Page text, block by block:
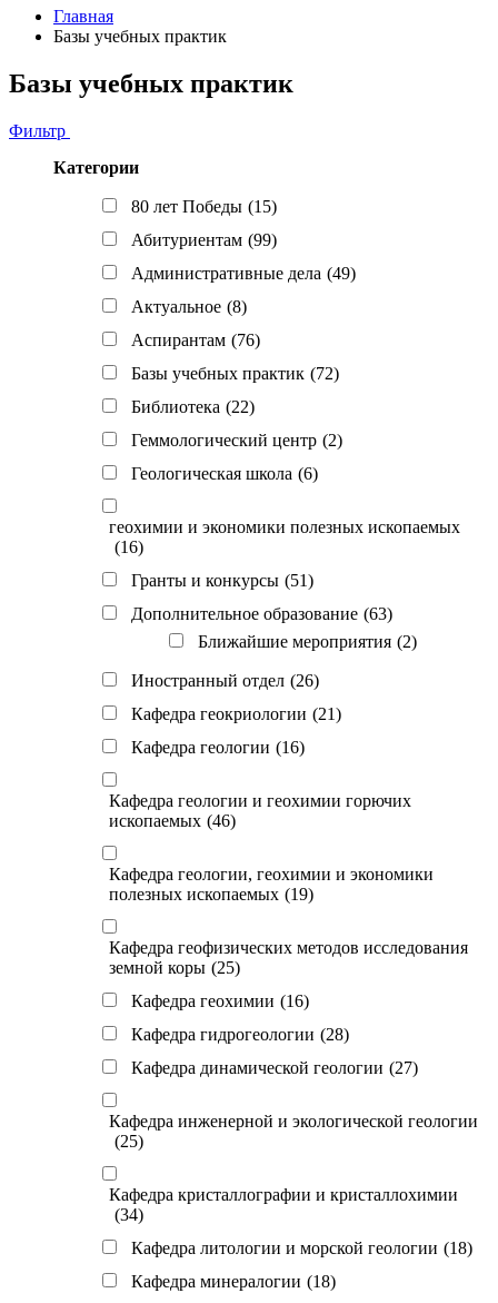
Главная
Базы учебных практик
Базы учебных практик
Фильтр
Категории
80 лет Победы (15)
Абитуриентам (99)
Административные дела (49)
Актуальное (8)
Аспирантам (76)
Базы учебных практик (72)
Библиотека (22)
Геммологический центр (2)
Геологическая школа (6)
геохимии и экономики полезных ископаемых
(16)
Гранты и конкурсы (51)
Дополнительное образование (63)
Ближайшие мероприятия (2)
Иностранный отдел (26)
Кафедра геокриологии (21)
Кафедра геологии (16)
Кафедра геологии и геохимии горючих
ископаемых (46)
Кафедра геологии, геохимии и экономики
полезных ископаемых (19)
Кафедра геофизических методов исследования
земной коры (25)
Кафедра геохимии (16)
Кафедра гидрогеологии (28)
Кафедра динамической геологии (27)
Кафедра инженерной и экологической геологии
(25)
Кафедра кристаллографии и кристаллохимии
(34)
Кафедра литологии и морской геологии (18)
Кафедра минералогии (18)